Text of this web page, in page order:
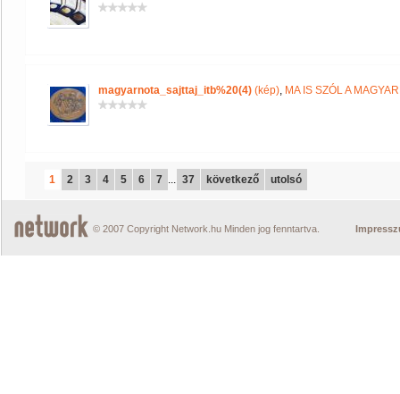
magyarnota_sajttaj_itb%20(4) (kép), MA IS SZÓL A
1 2 3 4 5 6 7 ... 37 következő utolsó
© 2007 Copyright Network.hu Minden jog fenntartva.